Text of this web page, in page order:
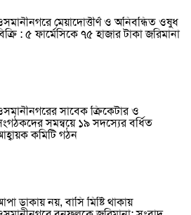
মেয়াদোত্তীর্ণ ও অনিবন্ধিত ওষুধ
: ৫ ফার্মেসিকে ৭৫ হাজার টাকা জরিমানা
সাবেক ক্রিকেটার ও
সমন্বয়ে ১৯ সদস্যের বর্ধিত
কমিটি গঠন
ডাকায় নয়, বাসি মিষ্টি থাকায়